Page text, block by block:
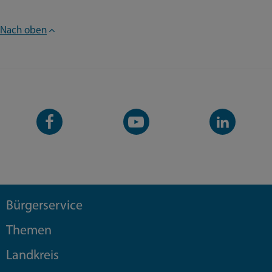
Nach oben
Facebook-
Seite
YouTube-
Kanal
LinkedIn-
Kanal
Bürgerservice
Themen
Landkreis